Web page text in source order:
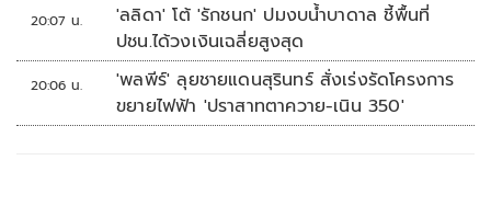
20:07 น.
'ลลิดา' โต้ 'รักชนก' ปมงบน้ำบาดาล ชี้พื้นที่
ปชน.ได้วงเงินเฉลี่ยสูงสุด
20:06 น.
'พลพีร์' ลุยชายแดนสุรินทร์ สั่งเร่งรัดโครงการ
ขยายไฟฟ้า 'ปราสาทตาควาย-เนิน 350'